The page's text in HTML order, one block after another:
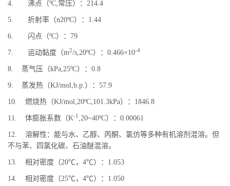
4. 沸点（ºC,常压）：214.4
5. 折射率（n20ºC）：1.44
6. 闪点（ºC）：79
7. 运动黏度（m2/s,20ºC）：0.466×10-4
8. 蒸气压（kPa,25ºC）：0.8
9. 蒸发热（KJ/mol,b.p.）：57.9
10. 燃烧热（KJ/mol,20ºC,101.3kPa）：1846.8
11. 体膨胀系数（K-1 ,20~40ºC）：0.00061
12. 溶解性：能与水、乙醇、丙酮、氯仿等多种有机溶剂混溶。但
不与苯、四氯化碳、石油醚混溶。
13. 相对密度（20℃，4℃）：1.053
14. 相对密度（25℃，4℃）：1.050